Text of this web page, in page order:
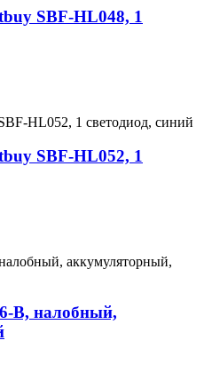
SBF-HL048, 1
SBF-HL052, 1
В, налобный,